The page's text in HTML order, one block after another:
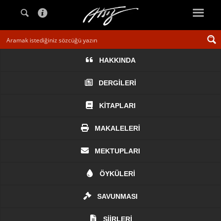
HAKKINDA
DERGİLERİ
KİTAPLARI
MAKALELERİ
MEKTUPLARI
ÖYKÜLERİ
SAVUNMASI
ŞİİRLERİ